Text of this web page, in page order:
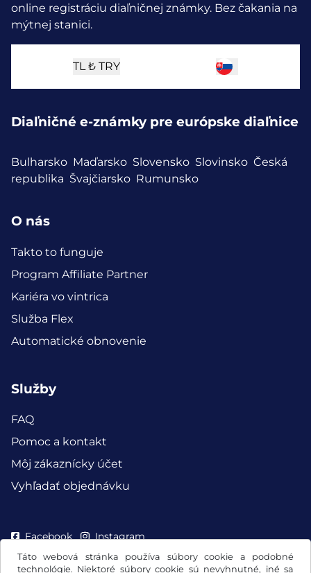
Táto webová stránka používa súbory cookie a podobné
technológie. Niektoré súbory cookie sú nevyhnutné, iné sa
online registráciu diaľničnej známky. Bez čakania na
mýtnej stanici.
TL ₺ TRY
Diaľničné e-známky pre európske diaľnice
Bulharsko Maďarsko Slovensko Slovinsko Česká
republika Švajčiarsko Rumunsko
O nás
Takto to funguje
Program Affiliate Partner
Kariéra vo vintrica
Služba Flex
Automatické obnovenie
Služby
FAQ
Pomoc a kontakt
Môj zákaznícky účet
Vyhľadať objednávku
Facebook Instagram